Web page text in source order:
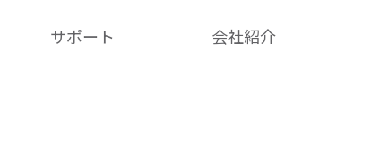
サポート 会社紹介​